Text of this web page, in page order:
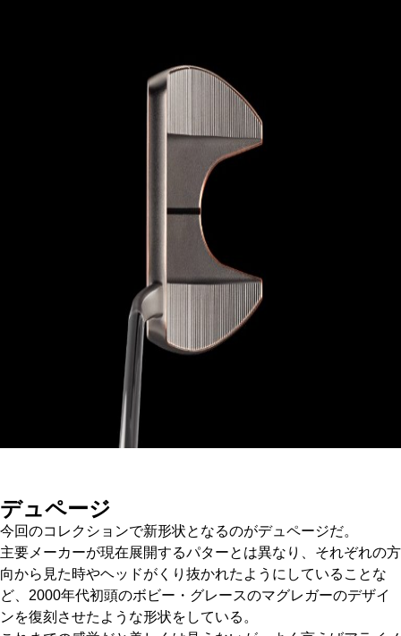
デュページ
今回のコレクションで新形状となるのがデュページだ。
主要メーカーが現在展開するパターとは異なり、それぞれの方
向から見た時やヘッドがくり抜かれたようにしていることな
ど、2000年代初頭のボビー・グレースのマグレガーのデザイ
ンを復刻させたような形状をしている。